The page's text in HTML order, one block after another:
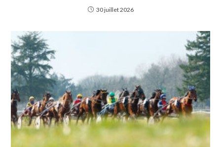
30 juillet 2026